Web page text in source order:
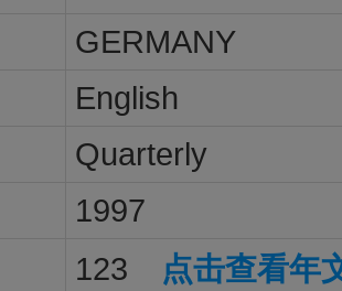
GERMANY
English
Quarterly
1997
123 点击查看年